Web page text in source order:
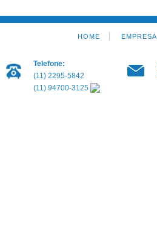
HOME EMPRESA
Telefone:
(11) 2295-5842
(11) 94700-3125